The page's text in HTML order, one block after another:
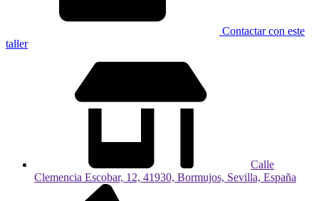
Contactar con este
taller
Calle
Clemencia Escobar, 12, 41930, Bormujos, Sevilla, España